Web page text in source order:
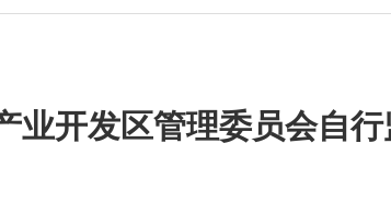
业开发区管理委员会自行